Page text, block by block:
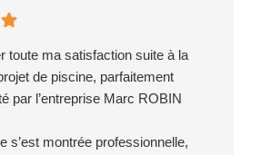
toute ma satisfaction suite à la
de piscine, parfaitement
par l’entreprise Marc ROBIN
s’est montrée professionnelle,